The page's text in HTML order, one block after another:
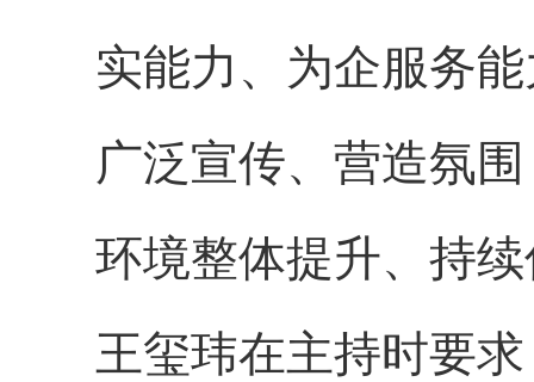
实能力、为企服务
广泛宣传、营造氛
环境整体提升、持
王玺玮在主持时要